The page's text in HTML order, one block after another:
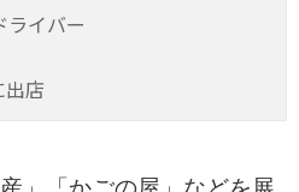
ライバー
店